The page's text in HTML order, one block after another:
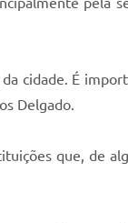
cidade. É
Delgado.
que, de